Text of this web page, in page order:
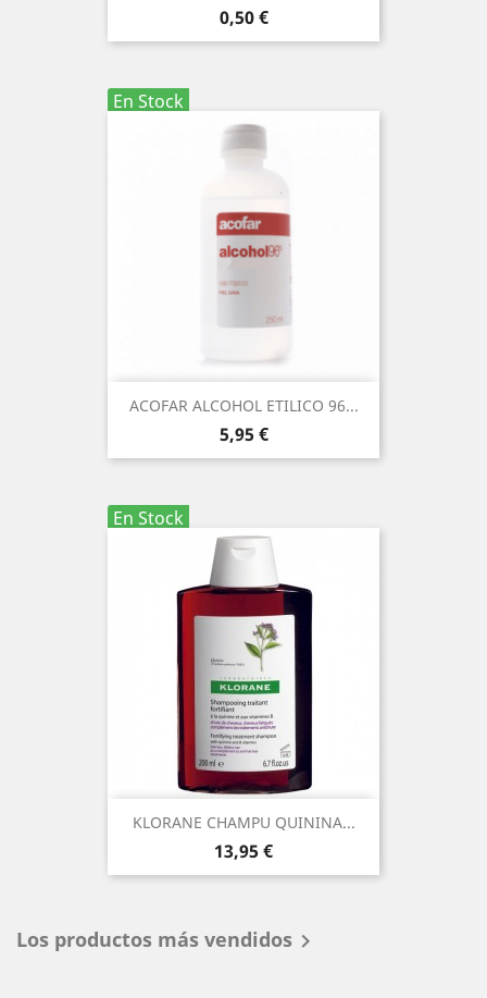
Precio
0,50 €
En Stock
ACOFAR ALCOHOL ETILICO 96...
Precio
5,95 €
En Stock
KLORANE CHAMPU QUININA...
Precio
13,95 €
Los productos más vendidos 